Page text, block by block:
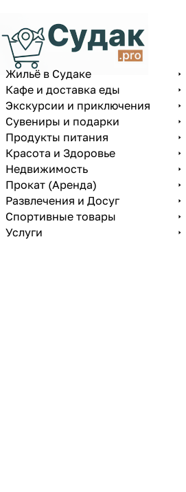
Жильё в Судаке
Кафе и доставка еды
Экскурсии и приключения
Сувениры и подарки
Продукты питания
Красота и Здоровье
Недвижимость
Прокат (Аренда)
Развлечения и Досуг
Спортивные товары
Услуги